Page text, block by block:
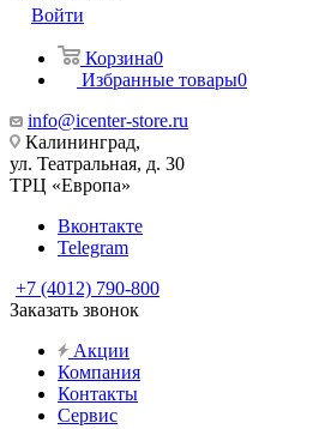
Войти
Корзина0
Избранные товары0
info@icenter-store.ru
Калининград,
ул. Театральная, д. 30
ТРЦ «Европа»
Вконтакте
Telegram
+7 (4012) 790-800
Заказать звонок
Акции
Компания
Контакты
Сервис